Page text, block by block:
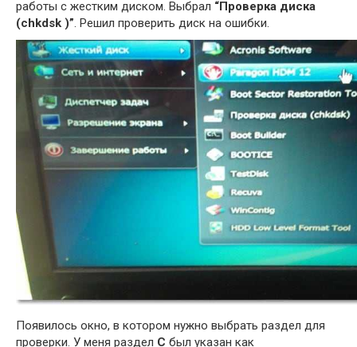
работы с жестким диском. Выбрал “Проверка диска
(chkdsk )”. Решил проверить диск на ошибки.
Появилось окно, в котором нужно выбрать раздел для
проверки. У меня раздел C был указан как